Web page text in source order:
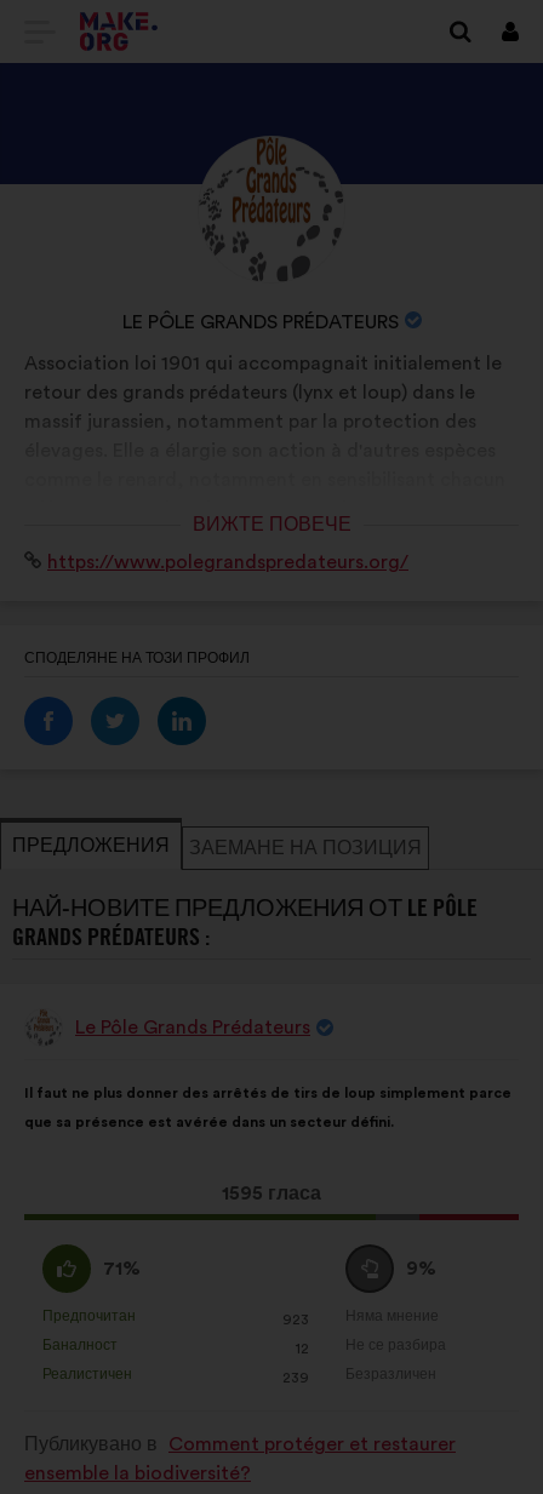
ОТИДЕТЕ
НАЧАЛНАТА
СТРАНИЦА
MAKE.ORG
ВИЖТЕ
ПРОФИЛА
НА
LE
GRANDS
PRÉDATEURS
ИМЕ
НА
ОРГАНИЗАЦИЯТА:
LE PÔLE GRANDS PRÉDATEURS
Биография:
Association loi 1901 qui accompagnait initialement le
retour des grands prédateurs (lynx et loup) dans le
massif jurassien, notamment par la protection des
pour aller sur le chemin d'une cohabitation réussie
ВИЖТЕ ПОВЕЧЕ
Уебсайт:
https://www.polegrandspredateurs.org/
СПОДЕЛЯНЕ НА ТОЗИ ПРОФИЛ
ПРЕДЛОЖЕНИЯ ЗАЕМАНЕ НА ПОЗИЦИЯ
НАЙ-НОВИТЕ ПРЕДЛОЖЕНИЯ ОТ LE PÔLE
GRANDS PRÉDATEURS :
ПредложениеLe Pôle Grands Prédateurs
на
предложението:
Il faut ne plus donner des arrêtés de tirs de loup simplement parce
que sa présence est avérée dans un secteur défini.
Това
предложение
1595 гласа
разпределението
е:
Съгласен
съм
:
71%
в
:
Предпочитан
: 923
пъти
Баналност
: 12
пъти
Реалистичен
: 239
пъти
Въздържал
се
:
9%
в
Няма мнение
:пъти
Не се разбира
:пъти
Безразличен
:пъти
Публикувано в
Comment protéger et restaurer
ensemble la biodiversité?